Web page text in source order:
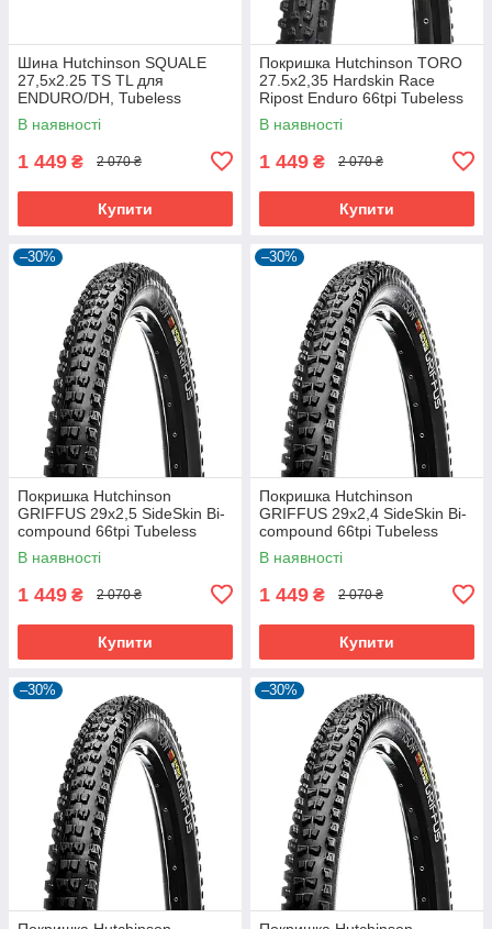
Шина Hutchinson SQUALE
27,5x2.25 TS TL для
ENDURO/DH, Tubeless
Ready, 2.25 дюйма
В наявності
1 449 ₴ 2 070 ₴
Купити
Покришка Hutchinson TORO
27.5х2,35 Hardskin Race
Ripost Enduro 66tpi Tubeless
Ready Складна Black
В наявності
1 449 ₴ 2 070 ₴
Купити
–30%
Покришка Hutchinson
GRIFFUS 29х2,5 SideSkin Bi-
compound 66tpi Tubeless
Ready Складна Black
В наявності
1 449 ₴ 2 070 ₴
Купити
–30%
Покришка Hutchinson
GRIFFUS 29х2,4 SideSkin Bi-
compound 66tpi Tubeless
Ready Складана Black
В наявності
1 449 ₴ 2 070 ₴
Купити
–30% –30%